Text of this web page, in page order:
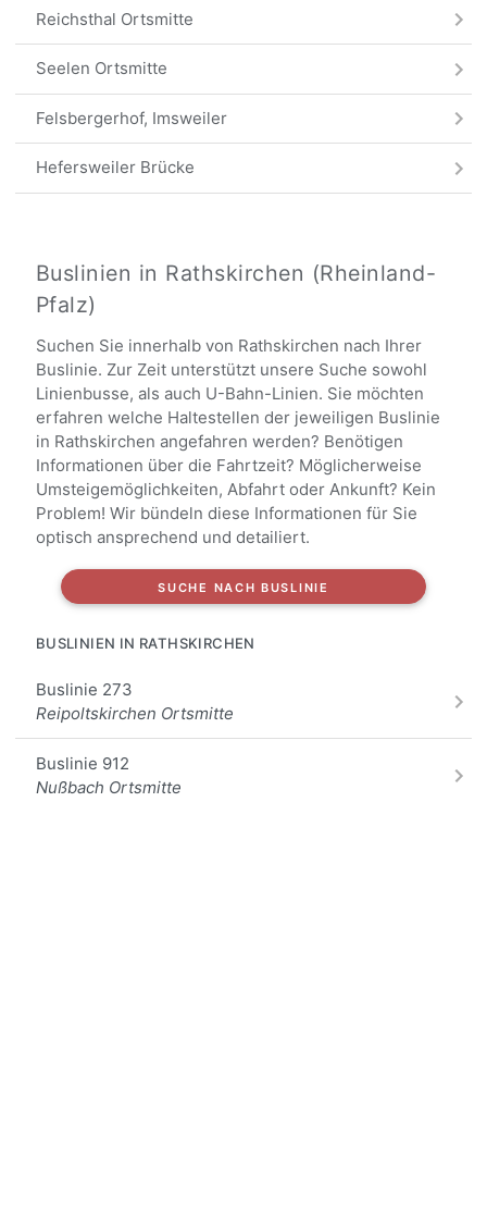
Reichsthal Ortsmitte
Seelen Ortsmitte
Felsbergerhof, Imsweiler
Hefersweiler Brücke
Milchhaus, Hefersweiler
Alle Haltestellen
Buslinien in Rathskirchen (Rheinland-
Pfalz)
Suchen Sie innerhalb von Rathskirchen nach Ihrer
Buslinie. Zur Zeit unterstützt unsere Suche sowohl
Linienbusse, als auch U-Bahn-Linien. Sie möchten
erfahren welche Haltestellen der jeweiligen Buslinie
in Rathskirchen angefahren werden? Benötigen
Informationen über die Fahrtzeit? Möglicherweise
Umsteigemöglichkeiten, Abfahrt oder Ankunft? Kein
Problem! Wir bündeln diese Informationen für Sie
optisch ansprechend und detailiert.
SUCHE NACH BUSLINIE
BUSLINIEN IN RATHSKIRCHEN
Buslinie 273
Reipoltskirchen Ortsmitte
Buslinie 912
Nußbach Ortsmitte